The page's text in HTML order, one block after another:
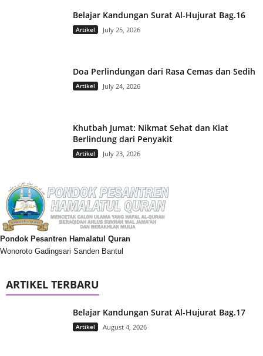
Belajar Kandungan Surat Al-Hujurat Bag.16
Artikel July 25, 2026
Doa Perlindungan dari Rasa Cemas dan Sedih
Artikel July 24, 2026
Khutbah Jumat: Nikmat Sehat dan Kiat
Berlindung dari Penyakit
Artikel July 23, 2026
Pondok Pesantren Hamalatul Quran
Wonoroto Gadingsari Sanden Bantul
ARTIKEL TERBARU
Belajar Kandungan Surat Al-Hujurat Bag.17
Artikel August 4, 2026